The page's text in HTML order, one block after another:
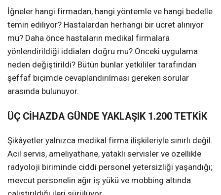
İğneler hangi firmadan, hangi yöntemle ve hangi bedelle
temin ediliyor? Hastalardan herhangi bir ücret alınıyor
mu? Daha önce hastaların medikal firmalara
yönlendirildiği iddiaları doğru mu? Önceki uygulama
neden değiştirildi? Bütün bunlar yetkililer tarafından
şeffaf biçimde cevaplandırılması gereken sorular
arasında bulunuyor.
ÜÇ CİHAZDA GÜNDE YAKLAŞIK 1.200 TETKİK
Şikâyetler yalnızca medikal firma ilişkileriyle sınırlı değil.
Acil servis, ameliyathane, yataklı servisler ve özellikle
radyoloji biriminde ciddi personel yetersizliği yaşandığı;
mevcut personelin ağır iş yükü ve mobbing altında